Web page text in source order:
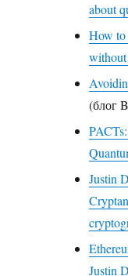
about
How to
without
(блог
Justin
Justin